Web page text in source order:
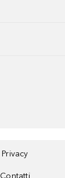
Privacy
Contatti